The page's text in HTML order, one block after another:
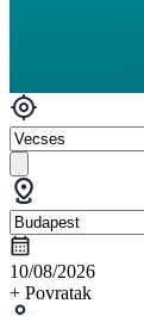
10/08/2026
+ Povratak